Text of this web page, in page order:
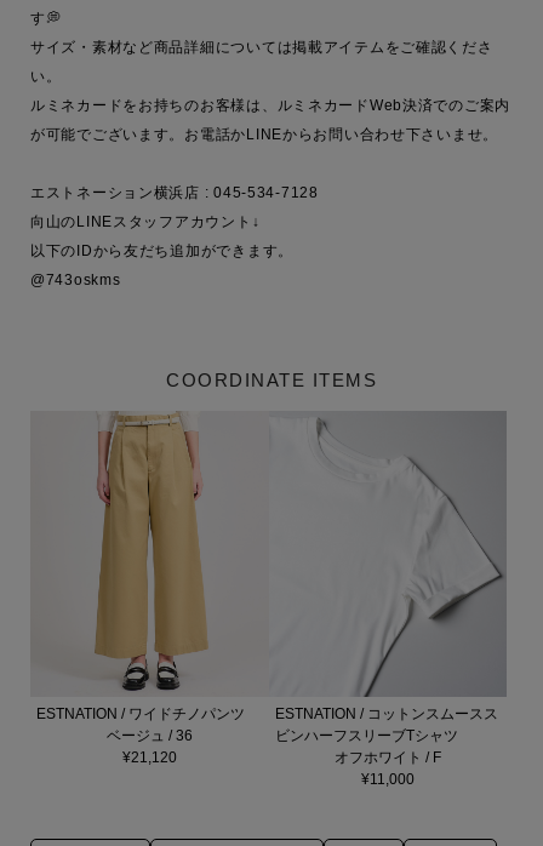
す💭
サイズ・素材など商品詳細については掲載アイテムをご確認くださ
い。
ルミネカードをお持ちのお客様は、ルミネカードWeb決済でのご案内
が可能でございます。お電話かLINEからお問い合わせ下さいませ。
エストネーション横浜店 : 045-534-7128
向山のLINEスタッフアカウント↓
以下のIDから友だち追加ができます。
@743oskms
COORDINATE ITEMS
ESTNATION / ワイドチノパンツ
ベージュ / 36
¥21,120
ESTNATION / コットンスムースス
ビンハーフスリーブTシャツ
オフホワイト / F
¥11,000